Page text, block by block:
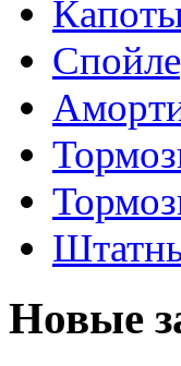
Новые